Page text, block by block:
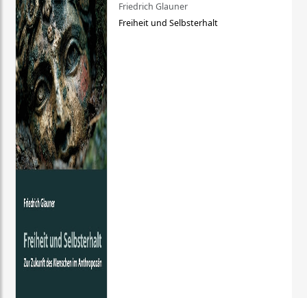
Friedrich Glauner
Freiheit und Selbsterhalt